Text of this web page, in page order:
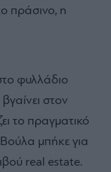
πράσινο, η
φυλλάδιο
στον
το πραγματικό
μπήκε για
real estate.